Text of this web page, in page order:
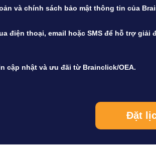
và chính sách bảo mật thông tin của
điện thoại, email hoặc SMS để hỗ trợ giải
cập nhật và ưu đãi từ Brainclick/OEA.